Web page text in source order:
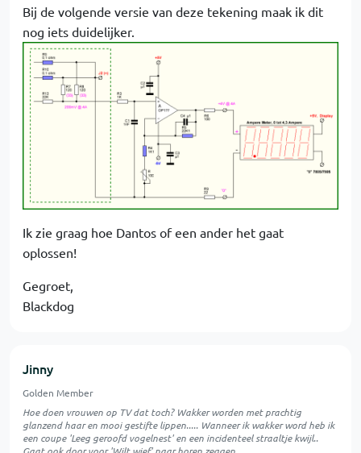
Bij de volgende versie van deze tekening maak ik dit
nog iets duidelijker.
Ik zie graag hoe Dantos of een ander het gaat
oplossen!
Gegroet,
Blackdog
Jinny
Golden Member
Hoe doen vrouwen op TV dat toch? Wakker worden met prachtig
glanzend haar en mooi gestifte lippen..... Wanneer ik wakker word heb ik
een coupe 'Leeg geroofd vogelnest' en een incidenteel straaltje kwijl..